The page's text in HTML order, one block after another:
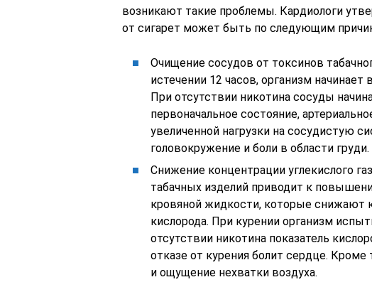
возникают такие проблемы. Кардиологи
от сигарет может быть по следующим
Очищение сосудов от токсинов
истечении 12 часов, организм
При отсутствии никотина сосуды
первоначальное состояние,
увеличенной нагрузки на сосудистую
головокружение и боли в области груди.
Снижение концентрации углекислого
табачных изделий приводит к
кровяной жидкости, которые снижают
кислорода. При курении организм
отсутствии никотина показатель
отказе от курения болит сердце.
и ощущение нехватки воздуха.